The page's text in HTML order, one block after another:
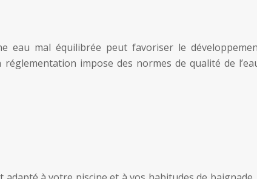
mal équilibrée peut favoriser le
impose des normes de qualité de